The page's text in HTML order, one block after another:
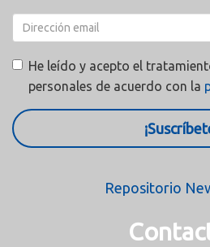
He leído y acepto el
personales de acuerdo con la
Repositorio